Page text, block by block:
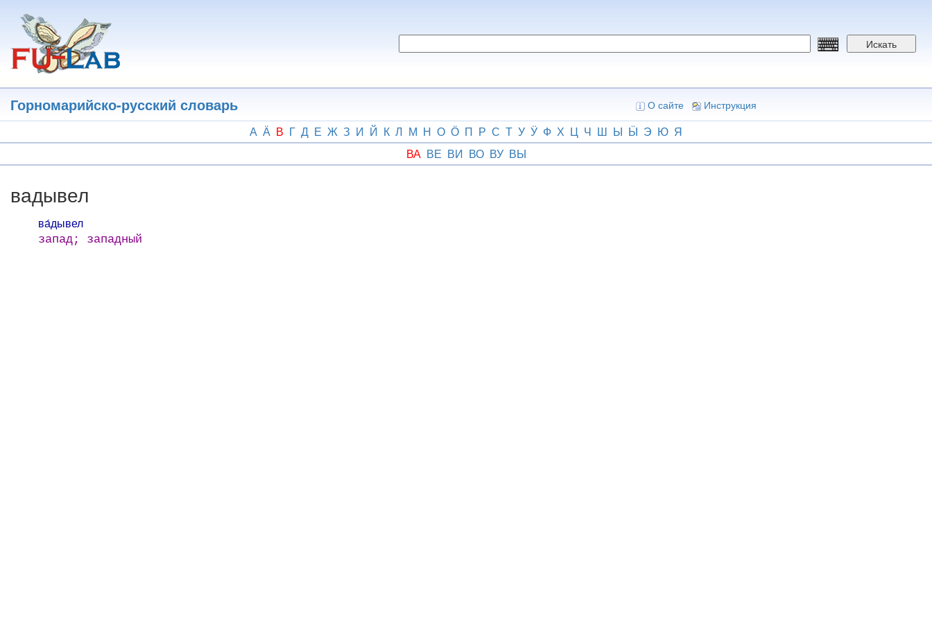
основному
содержанию
Искать
Горномарийско-русский словарь О сайте Инструкция
А Ӓ В Г Д Е Ж З И Й К Л М Н О Ӧ П Р С Т У Ӱ Ф Х Ц Ч Ш Ы Ӹ Э Ю Я
ВА ВЕ ВИ ВО ВУ ВЫ
вадывел
ва́дывел
запад; западный